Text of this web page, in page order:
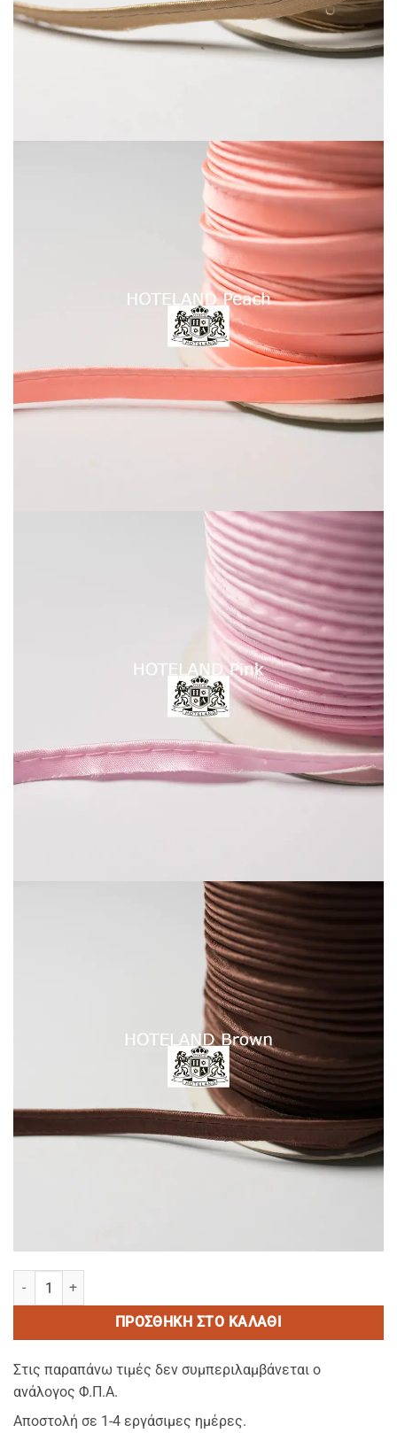
ΣΑΤΕΝ ΡΕΛΙ σε Σεντονια-Μαξιλαροθηκες-Παπλωματοθηκες
ΠΡΟΣΘΉΚΗ ΣΤΟ ΚΑΛΆΘΙ
Στις παραπάνω τιμές δεν συμπεριλαμβάνεται ο
ανάλογος Φ.Π.Α.
Αποστολή σε 1-4 εργάσιμες ημέρες.